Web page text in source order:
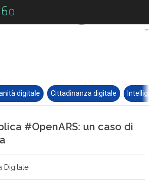
digitale Cittadinanza digitale
#OpenARS: un caso di
Digitale